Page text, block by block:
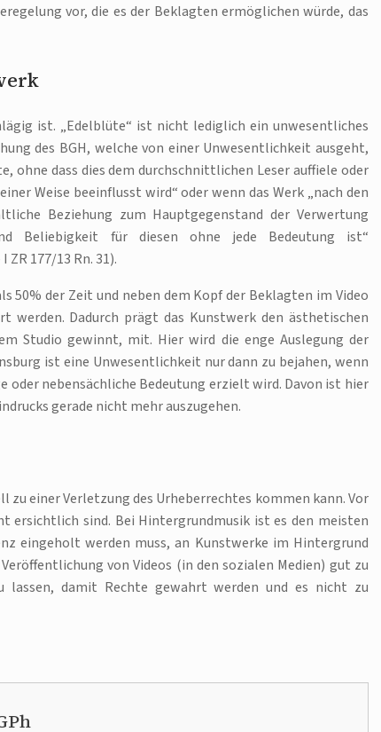
vor, die es der Beklagten ermöglichen würde, das
ist. „Edelblüte“ ist nicht lediglich ein unwesentliches
des BGH, welche von einer Unwesentlichkeit ausgeht,
ohne dass dies dem durchschnittlichen Leser auffiele oder
Weise beeinflusst wird“ oder wenn das Werk „nach den
Beziehung zum Hauptgegenstand der Verwertung
Beliebigkeit für diesen ohne jede Bedeutung ist“
177/13 Rn. 31).
50% der Zeit und neben dem Kopf der Beklagten im Video
Dadurch prägt das Kunstwerk den ästhetischen
Studio gewinnt, mit. Hier wird die enge Auslegung der
ist eine Unwesentlichkeit nur dann zu bejahen, wenn
oder nebensächliche Bedeutung erzielt wird. Davon ist hier
gerade nicht mehr auszugehen.
zu einer Verletzung des Urheberrechtes kommen kann. Vor
ersichtlich sind. Bei Hintergrundmusik ist es den meisten
eingeholt werden muss, an Kunstwerke im Hintergrund
von Videos (in den sozialen Medien) gut zu
lassen, damit Rechte gewahrt werden und es nicht zu